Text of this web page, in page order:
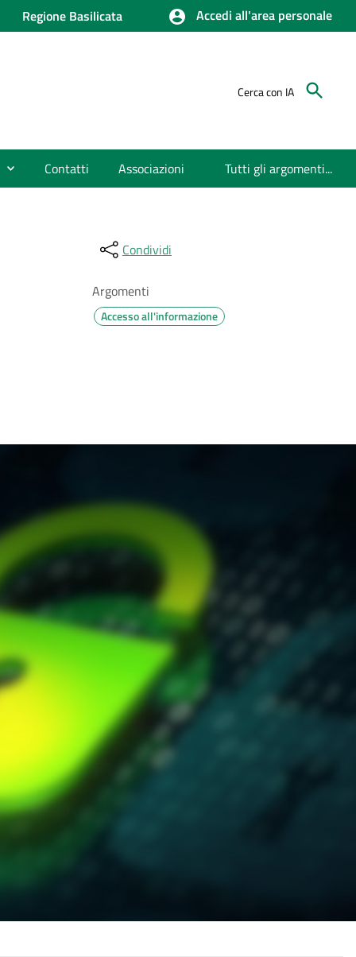
Regione Basilicata Accedi all'area personale
Cerca con IA
Contatti Associazioni Tutti gli argomenti...
Condividi
Argomenti
Accesso all'informazione